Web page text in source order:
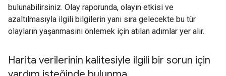
bulunabilirsiniz. Olay raporunda, olayın etkisi ve
azaltılmasıyla ilgili bilgilerin yanı sıra gelecekte bu tür
olayların yaşanmasını önlemek için atılan adımlar yer alır.
Harita verilerinin kalitesiyle ilgili bir sorun için